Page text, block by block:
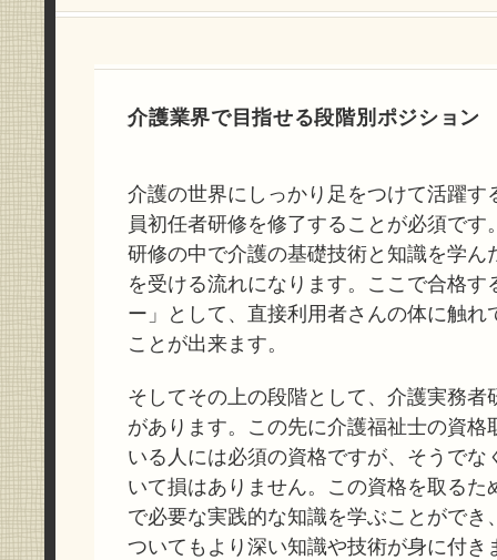
介護業界で目指せる段階別ポジション
介護の世界にしっかり足をつけて活躍す
員初任者研修を修了することが必須です
研修の中で介護の基礎技術と知識を学ん
を受ける流れになります。ここで合格す
ー」として、直接利用者さんの体に触れ
ことが出来ます。
そしてその上の段階として、介護実務者
があります。この先に介護福祉士の資格
いる人には必須の資格ですが、そうでな
いて損はありません。この資格を取るた
で必要な実践的な知識を学ぶことができ
ついてもより深い知識や技術が身に付き